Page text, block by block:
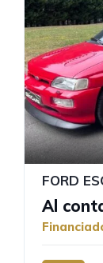
FORD
Al